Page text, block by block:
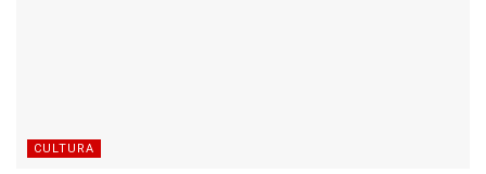
CULTURA